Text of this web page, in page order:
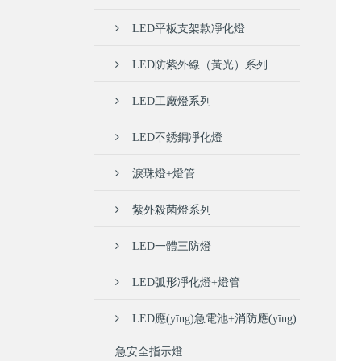
LED平板支架款凈化燈
LED防紫外線（黃光）系列
LED工廠燈系列
LED不銹鋼凈化燈
淚珠燈+燈管
紫外殺菌燈系列
LED一體三防燈
LED弧形凈化燈+燈管
LED應(yīng)急電池+消防應(yīng)
急安全指示燈